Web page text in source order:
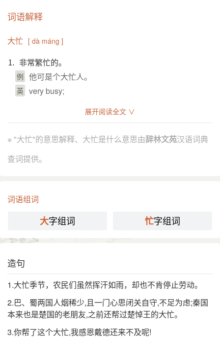
词语解释
大忙 [ dà máng ]
⒈ 非常繁忙的。
例 他可是个大忙人。
英 very busy;
⒈ 工作集中，繁忙而紧张。
如：三夏大忙。
dà dài tài
忙
展开阅读全文 ∨
※ "大忙"的意思解释、大忙是什么意思由辞林文苑汉语词典
查词提供。
词语组词
大字组词 忙字组词
造句
1.大忙季节，农民们虽然挥汗如雨，却也不肯停止劳动。
2.巴、蜀两国人烟稀少,且一门心思闭关自守,不足为虑;秦国
本来也是楚国的老朋友,之前还帮过楚悼王的大忙。
3.你帮了这个大忙,我感恩戴德还来不及呢!